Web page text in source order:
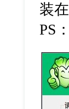
装在
PS ：